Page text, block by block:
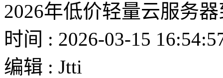
2026年低价轻量云服务
时间 : 2026-03-15
编辑 : Jtti